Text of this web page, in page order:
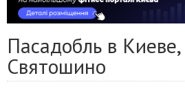
Пасадобль в
Святошино